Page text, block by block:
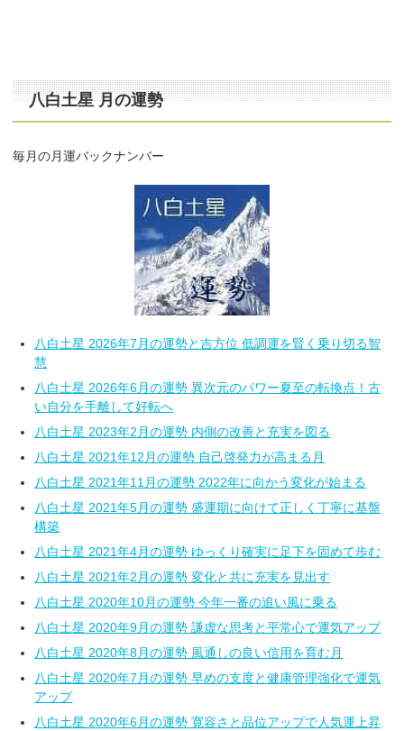
八白土星 月の運勢
毎月の月運バックナンバー
八白土星 2026年7月の運勢と吉方位 低調運を賢く乗り切る智
慧
八白土星 2026年6月の運勢 異次元のパワー夏至の転換点！古
い自分を手離して好転へ
八白土星 2023年2月の運勢 内側の改善と充実を図る
八白土星 2021年12月の運勢 自己啓発力が高まる月
八白土星 2021年11月の運勢 2022年に向かう変化が始まる
八白土星 2021年5月の運勢 盛運期に向けて正しく丁寧に基盤
構築
八白土星 2021年4月の運勢 ゆっくり確実に足下を固めて歩む
八白土星 2021年2月の運勢 変化と共に充実を見出す
八白土星 2020年10月の運勢 今年一番の追い風に乗る
八白土星 2020年9月の運勢 謙虚な思考と平常心で運気アップ
八白土星 2020年8月の運勢 風通しの良い信用を育む月
八白土星 2020年7月の運勢 早めの支度と健康管理強化で運気
アップ
八白土星 2020年6月の運勢 寛容さと品位アップで人気運上昇